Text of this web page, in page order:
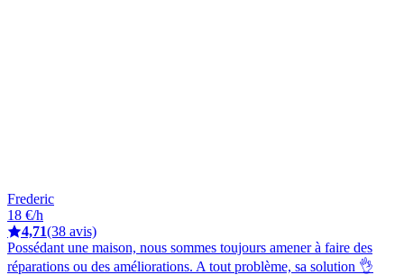
Frederic
18 €/h
4,71(38 avis)
Possédant une maison, nous sommes toujours amener à faire des
réparations ou des améliorations. A tout problème, sa solution 👌